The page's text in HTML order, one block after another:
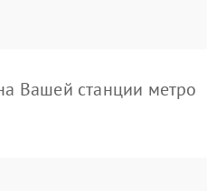
Вашей станции метро